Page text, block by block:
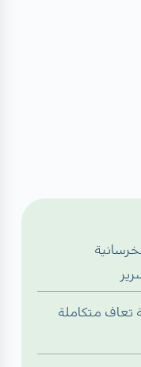
تعاف متكاملة